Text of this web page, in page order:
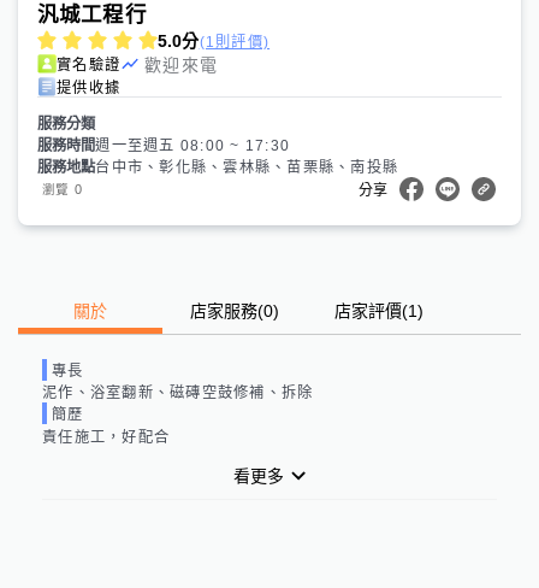
汎城工程行
5.0分(1則評價)
實名驗證
歡迎來電
提供收據
服務分類
服務時間週一至週五 08:00 ~ 17:30
服務地點台中市、彰化縣、雲林縣、苗栗縣、南投縣
瀏覽 0 分享
關於 店家服務(0) 店家評價(1)
專長
泥作、浴室翻新、磁磚空鼓修補、拆除
簡歷
責任施工，好配合
看更多